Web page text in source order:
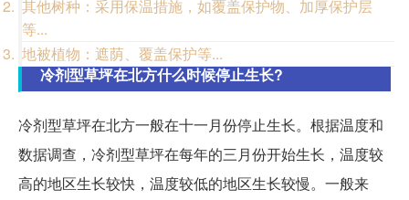
其他树种：采用保温措施，如覆盖保护物、加厚保护层
等...
地被植物：遮荫、覆盖保护等...
冷剂型草坪在北方什么时候停止生长?
冷剂型草坪在北方一般在十一月份停止生长。根据温度和
数据调查，冷剂型草坪在每年的三月份开始生长，温度较
高的地区生长较快，温度较低的地区生长较慢。一般来